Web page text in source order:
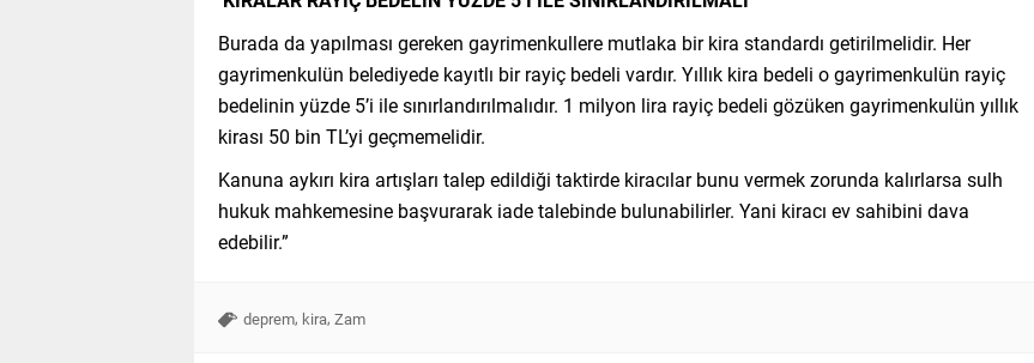
Burada da yapılması gereken gayrimenkullere mutlaka bir kira standardı getirilmelidir. Her
gayrimenkulün belediyede kayıtlı bir rayiç bedeli vardır. Yıllık kira bedeli o gayrimenkulün rayiç
bedelinin yüzde 5’i ile sınırlandırılmalıdır. 1 milyon lira rayiç bedeli gözüken gayrimenkulün yıllık
kirası 50 bin TL’yi geçmemelidir.
Kanuna aykırı kira artışları talep edildiği taktirde kiracılar bunu vermek zorunda kalırlarsa sulh
hukuk mahkemesine başvurarak iade talebinde bulunabilirler. Yani kiracı ev sahibini dava
edebilir.”
deprem, kira, Zam